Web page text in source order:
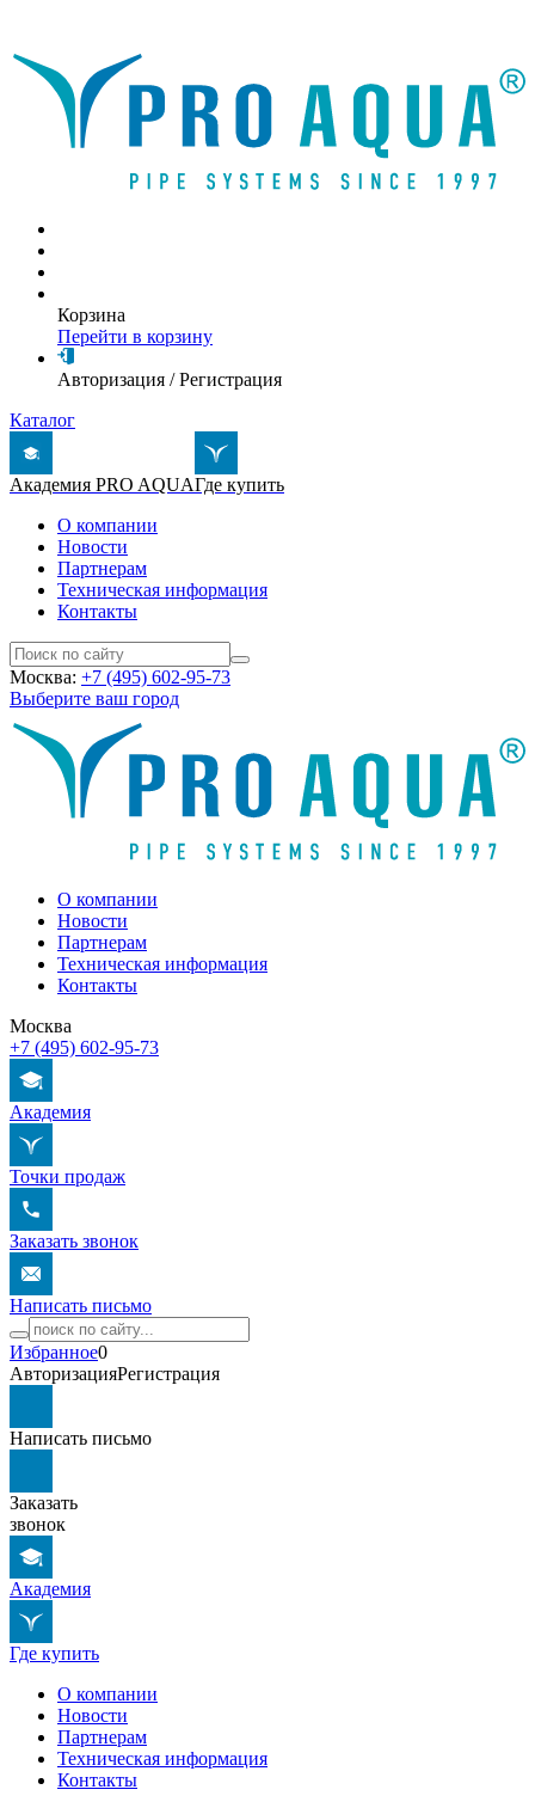
Корзина
Перейти в корзину
Авторизация /Регистрация
Каталог
Академия PRO AQUAГде купить
О компании
Новости
Партнерам
Техническая информация
Контакты
Москва: +7 (495) 602-95-73
Выберите ваш город
О компании
Новости
Партнерам
Техническая информация
Контакты
Москва
+7 (495) 602-95-73
Академия
Точки продаж
Заказать звонок
Написать письмо
Избранное0
АвторизацияРегистрация
Написать письмо
Заказать
звонок
Академия
Где купить
О компании
Новости
Партнерам
Техническая информация
Контакты